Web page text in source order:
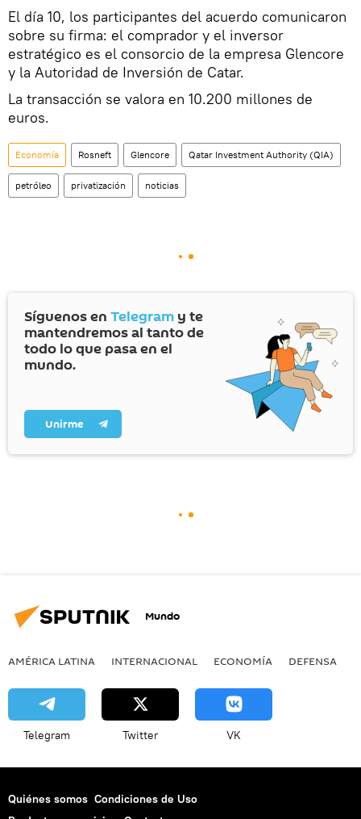
El día 10, los participantes del acuerdo comunicaron
sobre su firma: el comprador y el inversor
estratégico es el consorcio de la empresa Glencore
y la Autoridad de Inversión de Catar.
La transacción se valora en 10.200 millones de
euros.
Economía Rosneft Glencore Qatar Investment Authority (QIA)
petróleo privatización noticias
Síguenos en Telegram y te
mantendremos al tanto de
todo lo que pasa en el
mundo.
Unirme
Mundo
AMÉRICA LATINA INTERNACIONAL ECONOMÍA DEFENSA
Telegram Twitter VK
Quiénes somos Condiciones de Uso